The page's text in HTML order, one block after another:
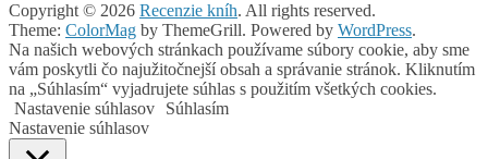
Copyright © 2026 Recenzie kníh. All rights reserved.
Theme: ColorMag by ThemeGrill. Powered by WordPress.
Na našich webových stránkach používame súbory cookie, aby sme
vám poskytli čo najužitočnejší obsah a správanie stránok. Kliknutím
na „Súhlasím“ vyjadrujete súhlas s použitím všetkých cookies.
Nastavenie súhlasov
Súhlasím
Nastavenie súhlasov